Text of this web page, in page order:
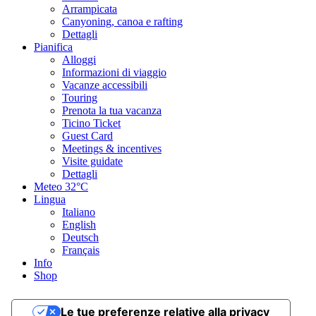
Difficoltà totale
Derivante dal livello di difficoltà tecnica e di preparazione fisica
Emozione
Paesaggio
Punto più alto
Punto più basso
Periodo consigliato
nov
Arrampicata
Canyoning, canoa e rafting
Dettagli
Pianifica
Alloggi
Informazioni di viaggio
Vacanze accessibili
Touring
Prenota la tua vacanza
Ticino Ticket
Guest Card
Meetings & incentives
Visite guidate
Dettagli
Meteo 32°C
Lingua
Italiano
English
Deutsch
Français
Info
Shop
Le tue preferenze relative alla privacy